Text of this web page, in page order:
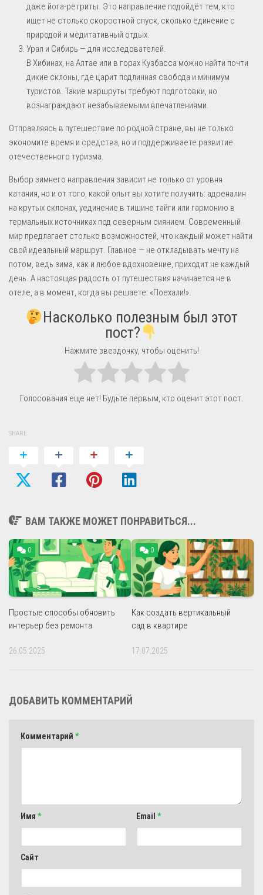
даже йога-ретриты. Это направление подойдёт тем, кто
ищет не столько скоростной спуск, сколько единение с
природой и медитативный отдых.
Урал и Сибирь — для исследователей.
В Хибинах, на Алтае или в горах Кузбасса можно найти почти
дикие склоны, где царит подлинная свобода и минимум
туристов. Такие маршруты требуют подготовки, но
вознаграждают незабываемыми впечатлениями.
Отправляясь в путешествие по родной стране, вы не только
экономите время и средства, но и поддерживаете развитие
отечественного туризма.
Выбор зимнего направления зависит не только от уровня
катания, но и от того, какой опыт вы хотите получить: адреналин
на крутых склонах, уединение в тишине тайги или гармонию в
термальных источниках под северным сиянием. Современный
мир предлагает столько возможностей, что каждый может найти
свой идеальный маршрут. Главное — не откладывать мечту на
потом, ведь зима, как и любое вдохновение, приходит не каждый
день. А настоящая радость от путешествия начинается не в
отеле, а в момент, когда вы решаете: «Поехали!».
Насколько полезным был этот
пост?
Нажмите звездочку, чтобы оценить!
Голосования еще нет! Будьте первым, кто оценит этот пост.
SHARE
ВАМ ТАКЖЕ МОЖЕТ ПОНРАВИТЬСЯ...
0
Простые способы обновить
интерьер без ремонта
26.05.2025
0
Как создать вертикальный
сад в квартире
17.07.2025
ДОБАВИТЬ КОММЕНТАРИЙ
Комментарий *
Имя * Email *
Сайт